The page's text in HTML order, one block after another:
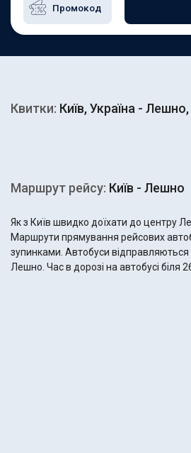
Квитки: Київ, Україна -
Маршрут рейсу: Київ - Лешно
Як з Київ швидко доїхати до центру
Маршрути прямування рейсових
зупинками. Автобуси відправляються
Лешно. Час в дорозі на автобусі біля